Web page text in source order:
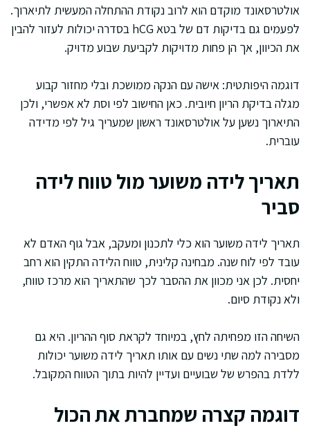
אולטרסאונד מוקדם הוא לרוב נקודת ההתחלה המעשית לתיארוך.
לפעמים גם בדיקות דם של בטא hCG בסדרה יכולות לעזור להבין
את הכיוון, אך הן פחות מדויקות לקביעת שבוע מדויק.
דוגמה היפותטית: אישה עם הנקה ממושכת ובלי מחזור קבוע
מגלה בדיקת הריון חיובית. כאן החישוב לפי וסת לא אפשרי, ולכן
התיארוך נשען על אולטרסאונד ראשון שמעריך גיל לפי מדידה
עוברית.
תאריך לידה משוער מול טווח לידה
סביר
תאריך לידה משוער הוא כלי לתכנון ומעקב, אבל גוף האדם לא
עובד לפי לוח שנה. מבחינה קלינית, טווח הלידה התקין הוא רחב
יחסית. לכן אני מכוון את ההסבר לכך שהתאריך הוא מרכז טווח,
ולא נקודת סיום.
השיחה הזו מפחיתה לחץ, במיוחד לקראת סוף ההריון. היא גם
מסבירה למה שתי נשים עם אותו תאריך לידה משוער יכולות
ללדת בהפרש של שבועיים ועדיין להיות בתוך הטווח המקובל.
דוגמה קצרה שמחברת את הכול